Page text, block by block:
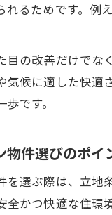
れるためです。
目の改善だけで
候に適した快
です。
件選びのポイ
を選ぶ際は、立
全かつ快適な住